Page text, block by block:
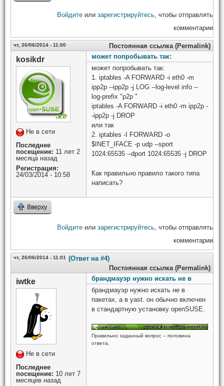
Войдите или зарегистрируйтесь, чтобы отправлять
комментарии
чт, 26/06/2014 - 11:00 Постоянная ссылка (Permalink)
kosikdr
Не в сети
Последнее
посещение: 11 лет 2
месяца назад
Регистрация:
24/03/2014 - 10:58
может попробывать так:
может попробывать так:
1. iptables -A FORWARD -i eth0 -m
ipp2p --ipp2p -j LOG --log-level info --
log-prefix "p2p "
iptables -A FORWARD -i eth0 -m ipp2p -
-ipp2p -j DROP
или так
2. iptables -I FORWARD -o
$INET_IFACE -p udp --sport
1024:65535 --dport 1024:65535 -j DROP
Как правильно правило такого типа
написать?
Вверху
Войдите или зарегистрируйтесь, чтобы отправлять
комментарии
чт, 26/06/2014 - 11:01
(Ответ на #4)
Постоянная ссылка (Permalink)
iwtke
Не в сети
Последнее
посещение: 10 лет 7
месяцев назад
брандмауэр нужно искать не в
брандмауэр нужно искать не в
пакетах, а в yast. он обычно включен
в стандартную установку openSUSE.
Правильно заданный вопрос – половина
ответа.